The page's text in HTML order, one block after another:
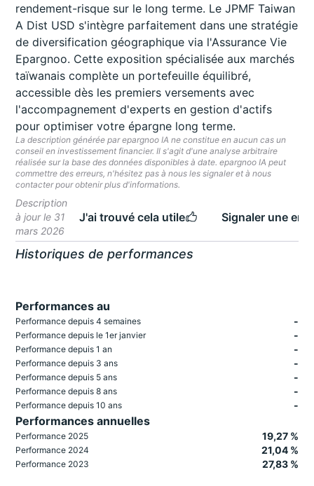
rendement-risque sur le long terme. Le JPMF Taiwan
A Dist USD s'intègre parfaitement dans une stratégie
de diversification géographique via l'Assurance Vie
Epargnoo. Cette exposition spécialisée aux marchés
taïwanais complète un portefeuille équilibré,
accessible dès les premiers versements avec
l'accompagnement d'experts en gestion d'actifs
pour optimiser votre épargne long terme.
La description générée par epargnoo IA ne constitue en aucun cas un
conseil en investissement financier. Il s'agit d'une analyse arbitraire
réalisée sur la base des données disponibles à date. epargnoo IA peut
commettre des erreurs, n'hésitez pas à nous les signaler et à nous
contacter pour obtenir plus d'informations.
Description
à jour le 31
mars 2026
J'ai trouvé cela utile Signaler une
Historiques de performances
Performances au
Performance depuis 4 semaines -
Performance depuis le 1er janvier -
Performance depuis 1 an -
Performance depuis 3 ans -
Performance depuis 5 ans -
Performance depuis 8 ans -
Performance depuis 10 ans -
Performances annuelles
Performance 2025 19,27 %
Performance 2024 21,04 %
Performance 2023 27,83 %